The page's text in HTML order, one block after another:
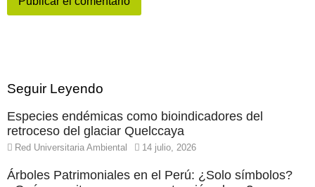
Seguir Leyendo
Especies endémicas como bioindicadores del
retroceso del glaciar Quelccaya
Red Universitaria Ambiental 14 julio, 2026
Árboles Patrimoniales en el Perú: ¿Solo símbolos?